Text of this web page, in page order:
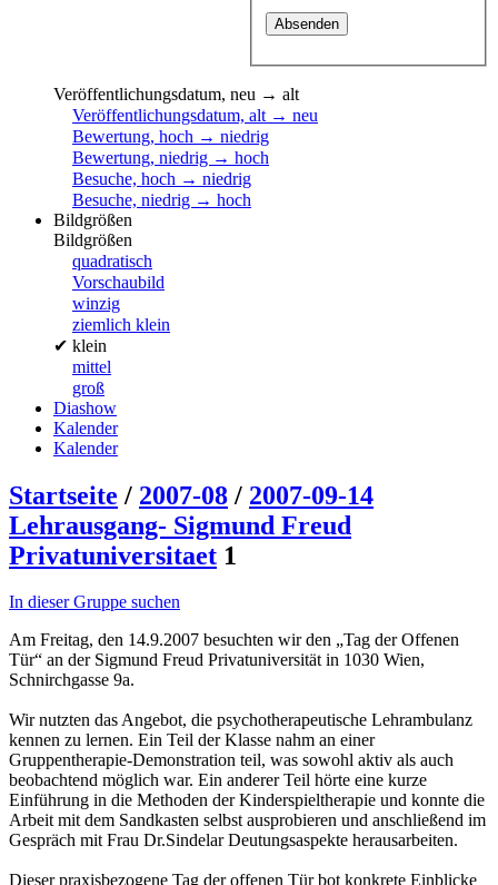
Veröffentlichungsdatum, neu → alt
Veröffentlichungsdatum, alt → neu
Bewertung, hoch → niedrig
Bewertung, niedrig → hoch
Besuche, hoch → niedrig
Besuche, niedrig → hoch
Bildgrößen
Bildgrößen
quadratisch
Vorschaubild
winzig
ziemlich klein
✔ klein
mittel
groß
Diashow
Kalender
Kalender
Startseite / 2007-08 / 2007-09-14
Lehrausgang- Sigmund Freud
Privatuniversitaet 1
In dieser Gruppe suchen
Am Freitag, den 14.9.2007 besuchten wir den „Tag der Offenen
Tür“ an der Sigmund Freud Privatuniversität in 1030 Wien,
Schnirchgasse 9a.
Wir nutzten das Angebot, die psychotherapeutische Lehrambulanz
kennen zu lernen. Ein Teil der Klasse nahm an einer
Gruppentherapie-Demonstration teil, was sowohl aktiv als auch
beobachtend möglich war. Ein anderer Teil hörte eine kurze
Einführung in die Methoden der Kinderspieltherapie und konnte die
Arbeit mit dem Sandkasten selbst ausprobieren und anschließend im
Gespräch mit Frau Dr.Sindelar Deutungsaspekte herausarbeiten.
Dieser praxisbezogene Tag der offenen Tür bot konkrete Einblicke